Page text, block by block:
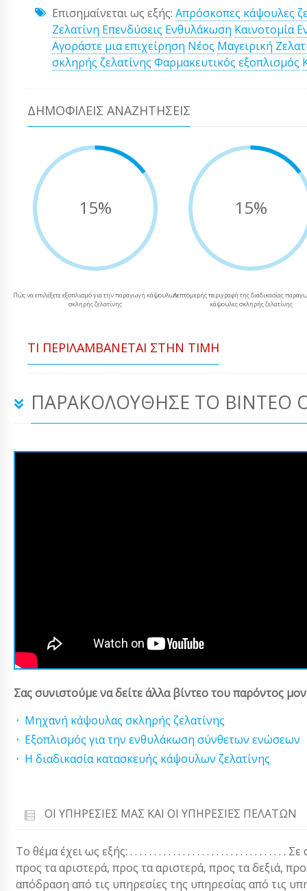
Επισημαίνεται ως εξής: Απρόσκοπες κάψουλες
Ζελατίνη Επενδύσεις Ενθυλάκωση Καινοτομία
Αγοράστε μια επιχείρηση Νέος Μαγειρική
σκληρής ζελατίνης Φαρμακευτικός εξοπλισμός
ΔΗΜΟΦΙΛΕΊΣ ΑΝΑΖΗΤΉΣΕΙΣ
15%
Πώς να επιλέξετε εξοπλισμό για την παραγωγή κάψουλων
σκληρής ζελατίνης
15%
Λεπτομερής περιγραφή της διαδικασίας
κάψουλες σκληρής ζελατίνης
ΤΙ ΠΕΡΙΛΑΜΒΆΝΕΤΑΙ ΣΤΗΝ ΤΙΜΉ
ΠΑΡΑΚΟΛΟΎΘΗΣΕ ΤΟ ΒΊΝΤΕΟ
Σας συνιστούμε να δείτε άλλα βίντεο του παρόντος
Μηχανή κάψουλας σκληρής ζελατίνης
Εξοπλισμός για την ενθυλάκωση σύνθετων ενώσεων
Η διαδικασία κατασκευής κάψουλων ζελατίνης
ΟΙ ΥΠΗΡΕΣΊΕΣ ΜΑΣ ΚΑΙ ΟΙ ΥΠΗΡΕΣΊΕΣ ΠΕΛΑΤΏΝ
Το θέμα έχει ως εξής: . . . . . . . . . . . . . . . . . . . . . . . . . . . . . .
προς τα αριστερά, προς τα αριστερά, προς τα δεξιά,
απόδραση από τις υπηρεσίες της υπηρεσίας από τις